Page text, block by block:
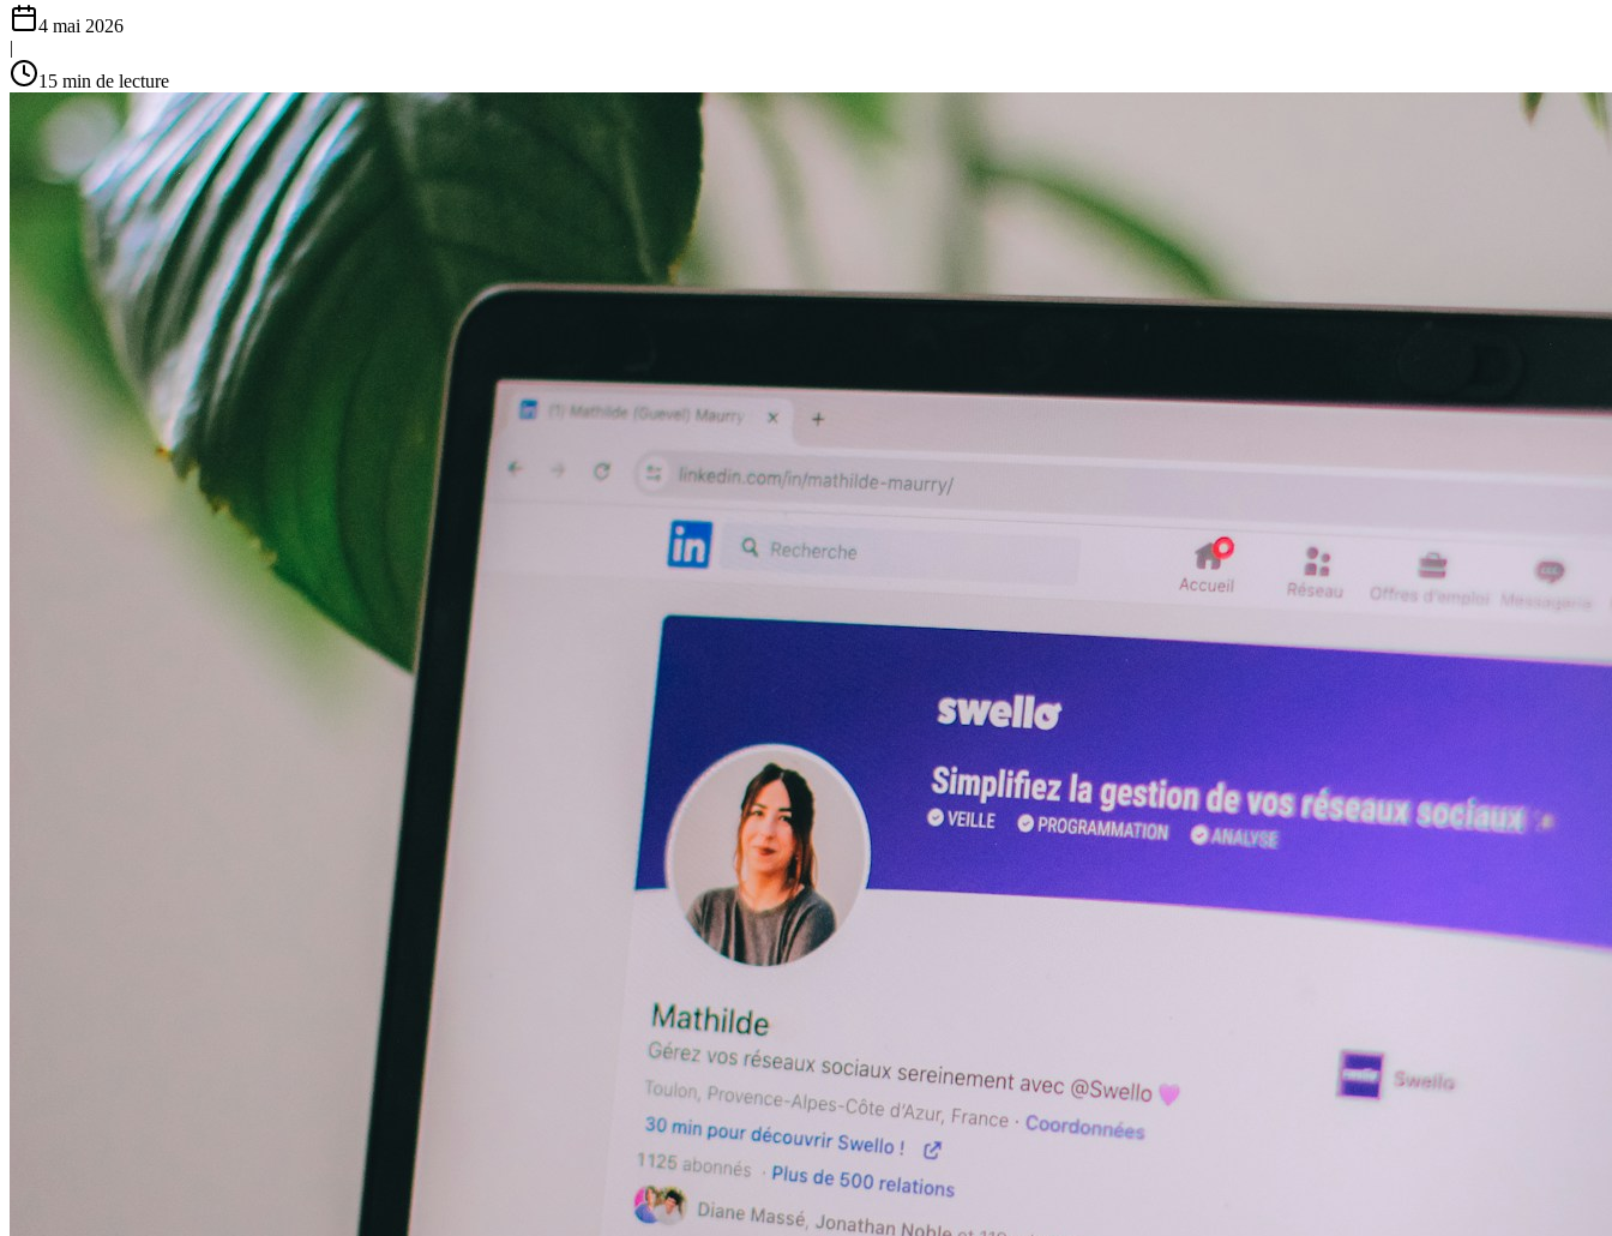
4 mai 2026
|
15 min de lecture